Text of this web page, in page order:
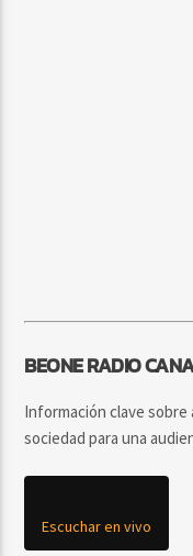
BEONE RADIO
Información clave
sociedad para una
Escuchar en vivo